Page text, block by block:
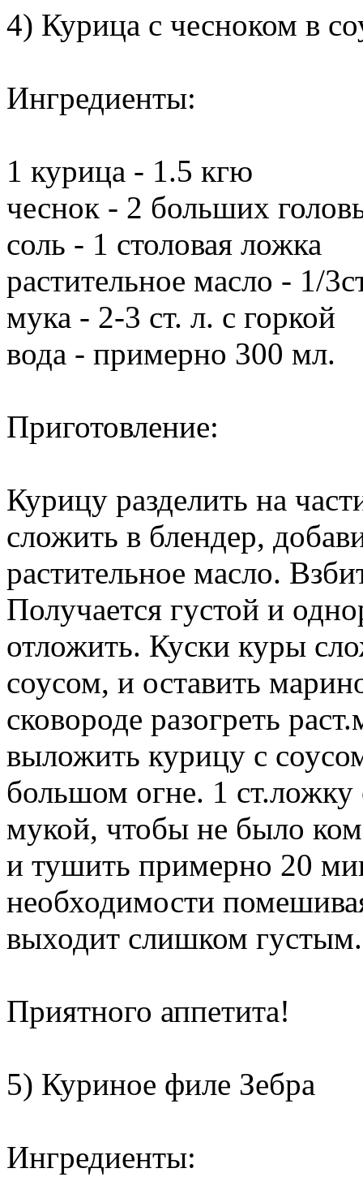
4) Курица с чесноком в
Ингредиенты:
1 курица - 1.5 кгю
чеснок - 2 больших
соль - 1 столовая ложка
растительное масло - 1/
мука - 2-3 ст. л. с горкой
вода - примерно 300 мл.
Приготовление:
Курицу разделить на
сложить в блендер,
растительное масло.
Получается густой и
отложить. Куски куры
соусом, и оставить
сковороде разогреть
выложить курицу с
большом огне. 1
мукой, чтобы не было
и тушить примерно 20
необходимости
выходит слишком густым.
Приятного аппетита!
5) Куриное филе Зебра
Ингредиенты: